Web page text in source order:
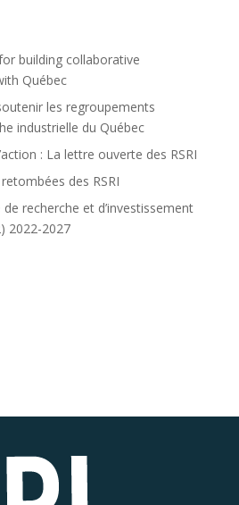
building collaborative
Québec
les regroupements
industrielle du Québec
: La lettre ouverte des RSRI
des RSRI
recherche et d’investissement
2022-2027